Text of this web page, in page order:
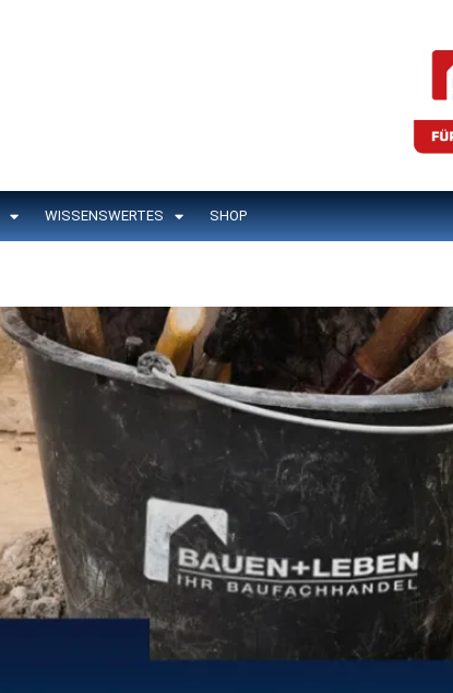
WISSENSWERTES SHOP